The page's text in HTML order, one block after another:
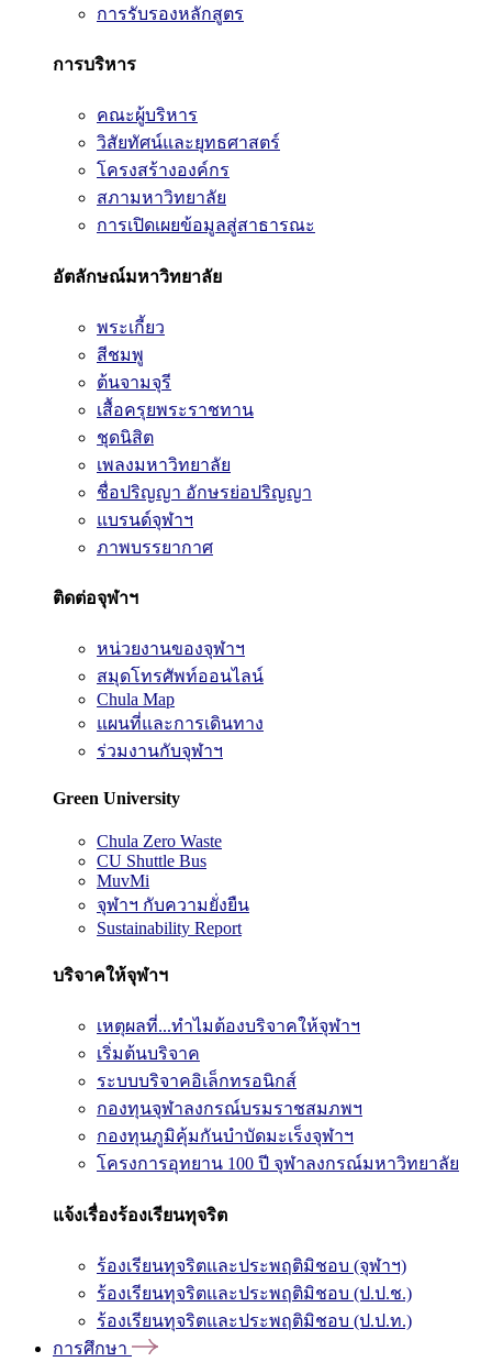
การรับรองหลักสูตร
การบริหาร
คณะผู้บริหาร
วิสัยทัศน์และยุทธศาสตร์
โครงสร้างองค์กร
สภามหาวิทยาลัย
การเปิดเผยข้อมูลสู่สาธารณะ
อัตลักษณ์มหาวิทยาลัย
พระเกี้ยว
สีชมพู
ต้นจามจุรี
เสื้อครุยพระราชทาน
ชุดนิสิต
เพลงมหาวิทยาลัย
ชื่อปริญญา อักษรย่อปริญญา
แบรนด์จุฬาฯ
ภาพบรรยากาศ
ติดต่อจุฬาฯ
หน่วยงานของจุฬาฯ
สมุดโทรศัพท์ออนไลน์
Chula Map
แผนที่และการเดินทาง
ร่วมงานกับจุฬาฯ
Green University
Chula Zero Waste
CU Shuttle Bus
MuvMi
จุฬาฯ กับความยั่งยืน
Sustainability Report
บริจาคให้จุฬาฯ
เหตุผลที่...ทำไมต้องบริจาคให้จุฬาฯ
เริ่มต้นบริจาค
ระบบบริจาคอิเล็กทรอนิกส์
กองทุนจุฬาลงกรณ์บรมราชสมภพฯ
กองทุนภูมิคุ้มกันบำบัดมะเร็งจุฬาฯ
โครงการอุทยาน 100 ปี จุฬาลงกรณ์มหาวิทยาลัย
แจ้งเรื่องร้องเรียนทุจริต
ร้องเรียนทุจริตและประพฤติมิชอบ (จุฬาฯ)
ร้องเรียนทุจริตและประพฤติมิชอบ (ป.ป.ช.)
ร้องเรียนทุจริตและประพฤติมิชอบ (ป.ป.ท.)
การศึกษา